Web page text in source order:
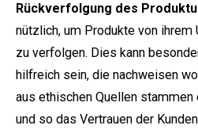
Rückverfolgung des
nützlich, um Produkte von ihrem
zu verfolgen. Dies kann
hilfreich sein, die nachweisen
aus ethischen Quellen stammen
und so das Vertrauen der